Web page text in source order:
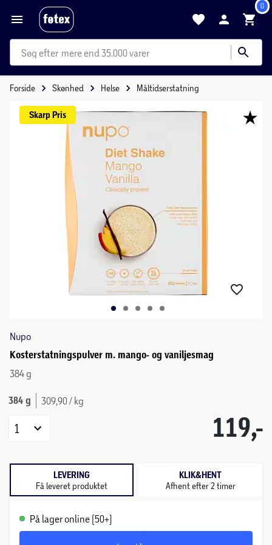
0
mere end 35.000 varer
Forside Skønhed Helse Måltidserstatning
Skarp Pris
Nupo
Kosterstatningspulver m. mango- og vaniljesmag
384 g
384 g 309,90 / kg
119,-
1
LEVERING
Få leveret produktet
KLIK&HENT
Afhent efter 2 timer
På lager online (50+)